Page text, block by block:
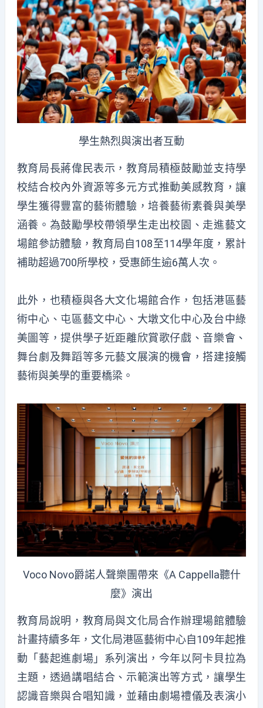
學生熱烈與演出者互動
教育局長蔣偉民表示，教育局積極鼓勵並支持學
校結合校內外資源等多元方式推動美感教育，讓
學生獲得豐富的藝術體驗，培養藝術素養與美學
涵養。為鼓勵學校帶領學生走出校園、走進藝文
場館參訪體驗，教育局自108至114學年度，累計
補助超過700所學校，受惠師生逾6萬人次。
此外，也積極與各大文化場館合作，包括港區藝
術中心、屯區藝文中心、大墩文化中心及台中綠
美圖等，提供學子近距離欣賞歌仔戲、音樂會、
舞台劇及舞蹈等多元藝文展演的機會，搭建接觸
藝術與美學的重要橋梁。
Voco Novo爵諾人聲樂團帶來《A Cappella聽什
麼》演出
教育局說明，教育局與文化局合作辦理場館體驗
計畫持續多年，文化局港區藝術中心自109年起推
動「藝起進劇場」系列演出，今年以阿卡貝拉為
主題，透過講唱結合、示範演出等方式，讓學生
認識音樂與合唱知識，並藉由劇場禮儀及表演小